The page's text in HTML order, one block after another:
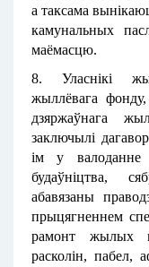
а таксама
камунальных
маёмасцю.
8. Уласнікі
жыллёвага
дзяржаўнага
заключылі
ім у валоданне
будаўніцтва,
абавязаны
прыцягненнем
рамонт жылых
расколін, пабел,